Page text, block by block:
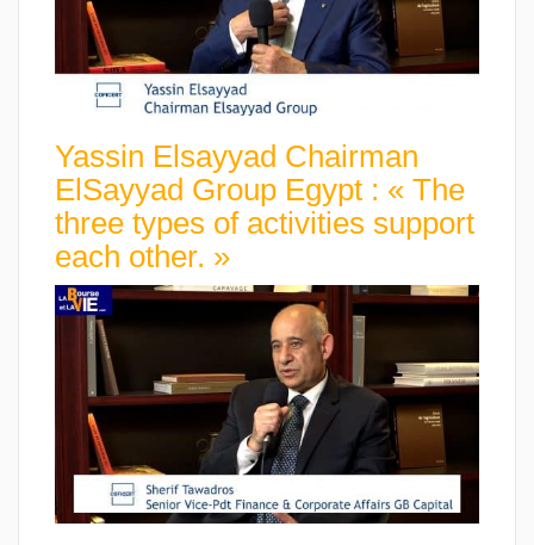
Yassin Elsayyad Chairman
ElSayyad Group Egypt : « The
three types of activities support
each other. »